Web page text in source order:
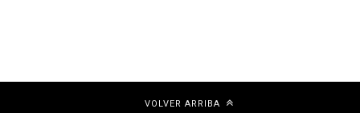
VOLVER ARRIBA